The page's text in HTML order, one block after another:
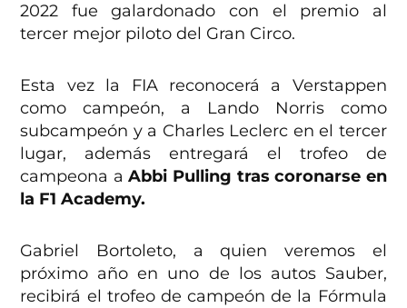
2022 fue galardonado con el premio al
tercer mejor piloto del Gran Circo.
Esta vez la FIA reconocerá a Verstappen
como campeón, a Lando Norris como
subcampeón y a Charles Leclerc en el tercer
lugar, además entregará el trofeo de
campeona aAbbi Pulling tras coronarse en
la F1 Academy.
Gabriel Bortoleto, a quien veremos el
próximo año en uno de los autos Sauber,
recibirá el trofeo de campeón de la Fórmula